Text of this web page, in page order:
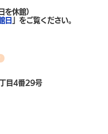
を休館）
日
」をご覧ください。
目4番29号